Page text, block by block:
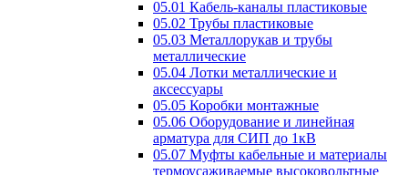
05.01 Кабель-каналы пластиковые
05.02 Трубы пластиковые
05.03 Металлорукав и трубы
металлические
05.04 Лотки металлические и
аксессуары
05.05 Коробки монтажные
05.06 Оборудование и линейная
арматура для СИП до 1кВ
05.07 Муфты кабельные и материалы
термоусаживаемые высоковольтные